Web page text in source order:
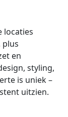
locaties
plus
en
styling,
is uniek –
uitzien.